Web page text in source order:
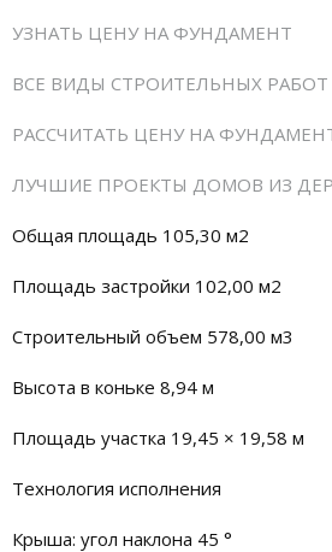
УЗНАТЬ ЦЕНУ НА ФУНДАМЕНТ
ВСЕ ВИДЫ СТРОИТЕЛЬНЫХ РАБОТ
РАССЧИТАТЬ ЦЕНУ НА
ЛУЧШИЕ ПРОЕКТЫ ДОМОВ ИЗ
Общая площадь 105,30 м2
Площадь застройки 102,00 м2
Строительный объем 578,00 м3
Высота в коньке 8,94 м
Площадь участка 19,45 × 19,58 м
Технология исполнения
Крыша: угол наклона 45 °